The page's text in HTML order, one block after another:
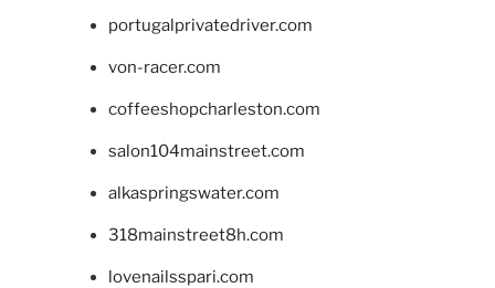
portugalprivatedriver.com
von-racer.com
coffeeshopcharleston.com
salon104mainstreet.com
alkaspringswater.com
318mainstreet8h.com
lovenailsspari.com